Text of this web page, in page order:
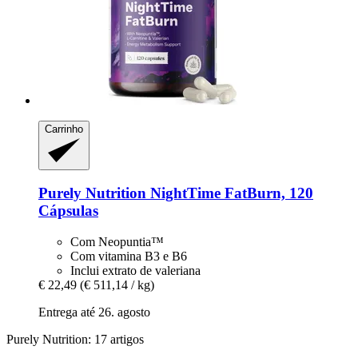
Carrinho
Purely Nutrition NightTime FatBurn, 120
Cápsulas
Com Neopuntia™
Com vitamina B3 e B6
Inclui extrato de valeriana
€ 22,49 (€ 511,14 / kg)
Entrega até 26. agosto
Purely Nutrition: 17 artigos